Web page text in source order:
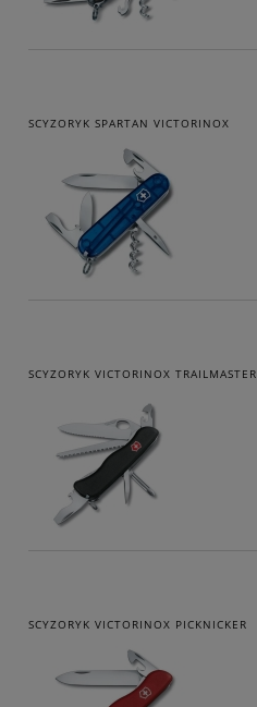
SCYZORYK SPARTAN VICTORINOX
SCYZORYK VICTORINOX TRAILMASTER
SCYZORYK VICTORINOX PICKNICKER